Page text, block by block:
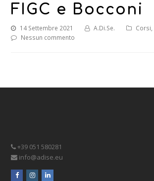
FIGC e Bocconi
14 Settembre 2021 A.Di.Se. Corsi,
Nessun commento
+39 051 580281
info@adise.eu
facebookinstagramlinkedin